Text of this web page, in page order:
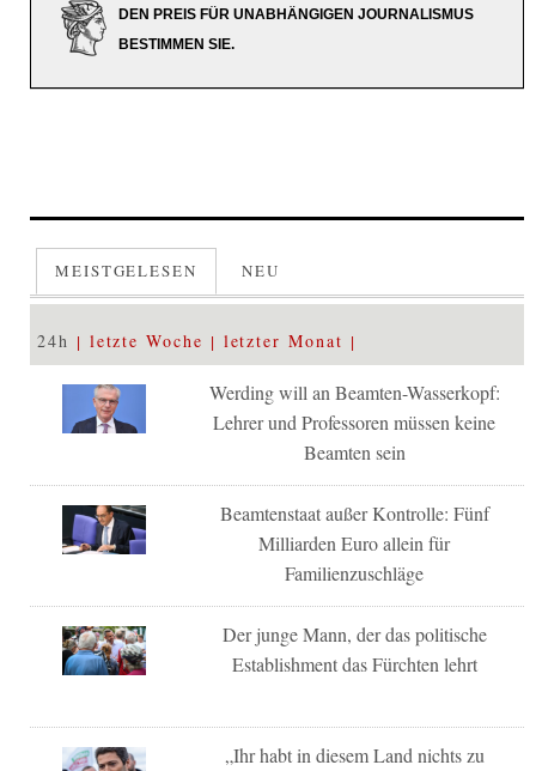
DEN PREIS FÜR UNABHÄNGIGEN JOURNALISMUS
BESTIMMEN SIE.
MEISTGELESEN NEU
24h letzte Woche letzter Monat
Werding will an Beamten-Wasserkopf:
Lehrer und Professoren müssen keine
Beamten sein
Beamtenstaat außer Kontrolle: Fünf
Milliarden Euro allein für
Familienzuschläge
Der junge Mann, der das politische
Establishment das Fürchten lehrt
„Ihr habt in diesem Land nichts zu